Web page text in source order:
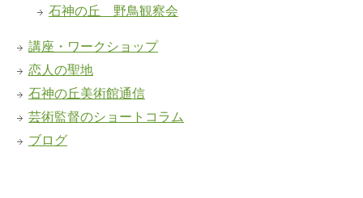
石神の丘 野鳥観察会
講座・ワークショップ
恋人の聖地
石神の丘美術館通信
芸術監督のショートコラム
ブログ